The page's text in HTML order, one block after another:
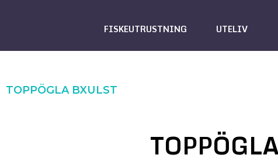
FISKEUTRUSTNING UTELIV
TOPPÖGLA BXULST